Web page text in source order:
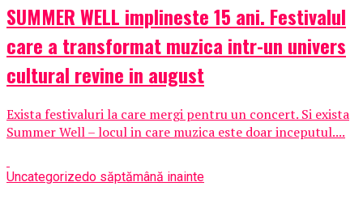
SUMMER WELL implineste 15 ani. Festivalul
care a transformat muzica intr-un univers
cultural revine in august
Exista festivaluri la care mergi pentru un concert. Si exista
Summer Well – locul in care muzica este doar inceputul....
Uncategorizedo săptămână inainte